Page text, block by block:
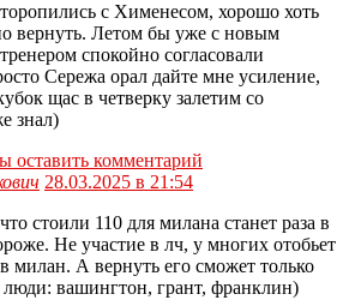
с Хименесом, хорошо хоть
вернуть. Летом бы уже с новым
спокойно согласовали
Сережа орал дайте мне усиление,
щас в четверку залетим со
знал)
оставить комментарий
28.03.2025 в 21:54
стоили 110 для милана станет раза в
Не участие в лч, у многих отобьет
милан. А вернуть его сможет только
вашингтон, грант, франклин)